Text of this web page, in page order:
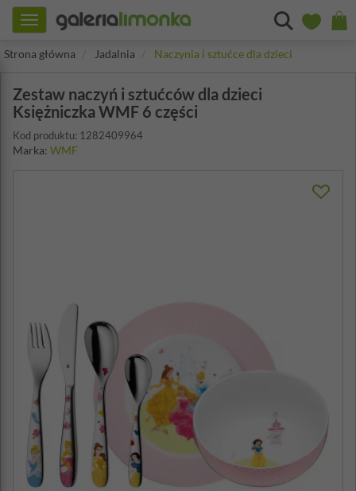
Toggle
navigation
Strona główna
Jadalnia Naczynia i sztućce dla dzieci
Zestaw naczyń i sztućców dla dzieci
Księżniczka WMF 6 części
Kod produktu: 1282409964
Marka: WMF